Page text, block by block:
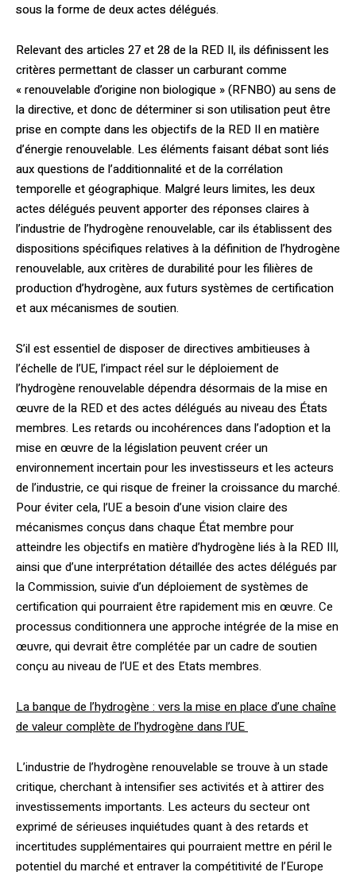
sous la forme de deux actes délégués.
Relevant des articles 27 et 28 de la RED II, ils définissent les
critères permettant de classer un carburant comme
« renouvelable d’origine non biologique » (RFNBO) au sens de
la directive, et donc de déterminer si son utilisation peut être
prise en compte dans les objectifs de la RED II en matière
d’énergie renouvelable. Les éléments faisant débat sont liés
aux questions de l’additionnalité et de la corrélation
temporelle et géographique. Malgré leurs limites, les deux
actes délégués peuvent apporter des réponses claires à
l’industrie de l’hydrogène renouvelable, car ils établissent des
dispositions spécifiques relatives à la définition de l’hydrogène
renouvelable, aux critères de durabilité pour les filières de
production d’hydrogène, aux futurs systèmes de certification
et aux mécanismes de soutien.
S’il est essentiel de disposer de directives ambitieuses à
l’échelle de l’UE, l’impact réel sur le déploiement de
l’hydrogène renouvelable dépendra désormais de la mise en
œuvre de la RED et des actes délégués au niveau des États
membres. Les retards ou incohérences dans l’adoption et la
mise en œuvre de la législation peuvent créer un
environnement incertain pour les investisseurs et les acteurs
de l’industrie, ce qui risque de freiner la croissance du marché.
Pour éviter cela, l’UE a besoin d’une vision claire des
mécanismes conçus dans chaque État membre pour
atteindre les objectifs en matière d’hydrogène liés à la RED III,
ainsi que d’une interprétation détaillée des actes délégués par
la Commission, suivie d’un déploiement de systèmes de
certification qui pourraient être rapidement mis en œuvre. Ce
processus conditionnera une approche intégrée de la mise en
œuvre, qui devrait être complétée par un cadre de soutien
conçu au niveau de l’UE et des Etats membres.
La banque de l’hydrogène : vers la mise en place d’une chaîne
de valeur complète de l’hydrogène dans l’UE
L’industrie de l’hydrogène renouvelable se trouve à un stade
critique, cherchant à intensifier ses activités et à attirer des
investissements importants. Les acteurs du secteur ont
exprimé de sérieuses inquiétudes quant à des retards et
incertitudes supplémentaires qui pourraient mettre en péril le
potentiel du marché et entraver la compétitivité de l’Europe